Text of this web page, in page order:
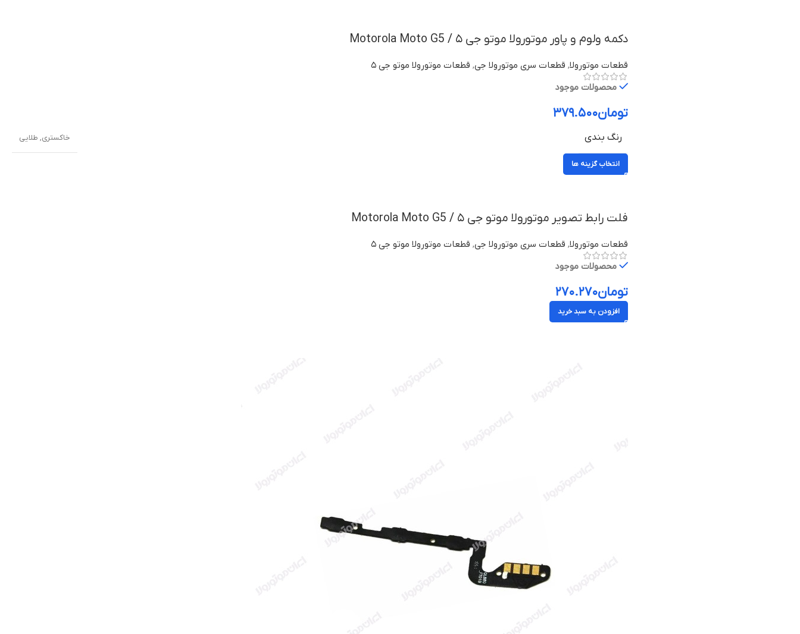
دکمه ولوم و پاور موتورولا موتو جی ۵ / Motorola Moto G5
قطعات موتورولا, قطعات سری موتورولا جی, قطعات موتورولا موتو جی ۵
محصولات موجود
تومان۳۷۹.۵۰۰
رنگ بندی خاکستری, طلایی
انتخاب گزینه ها
فلت رابط تصویر موتورولا موتو جی ۵ / Motorola Moto G5
قطعات موتورولا, قطعات سری موتورولا جی, قطعات موتورولا موتو جی ۵
محصولات موجود
تومان۲۷۰.۲۷۰
افزودن به سبد خرید